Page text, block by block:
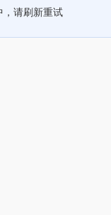
，请刷新重试